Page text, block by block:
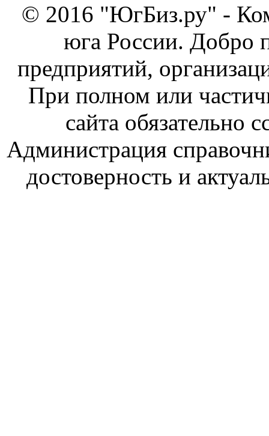
© 2016 "ЮгБиз.ру" -
юга России. Добро
предприятий,
При полном или
сайта обязательно
Администрация
достоверность и